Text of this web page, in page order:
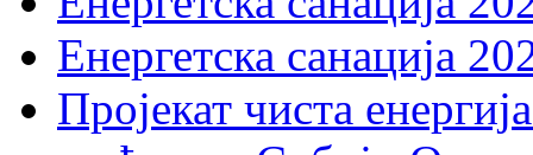
Енергетска санација
Пројекат чиста